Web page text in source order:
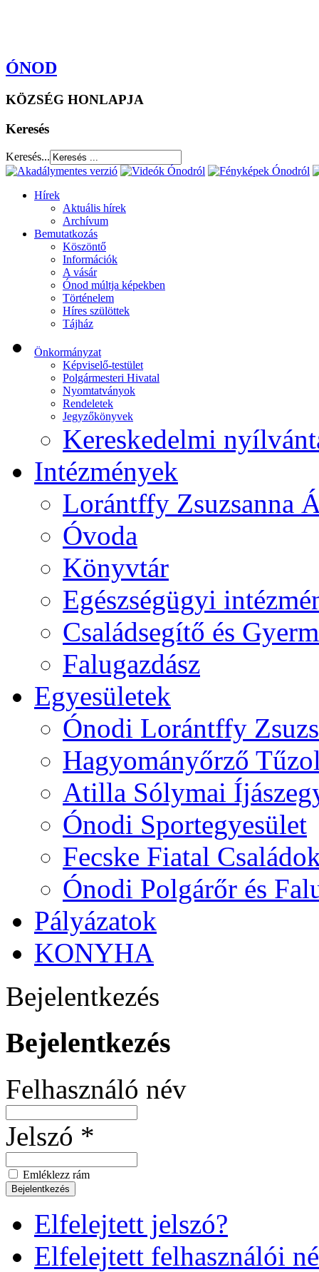
ÓNOD
KÖZSÉG HONLAPJA
Keresés
Keresés...
Hírek
Aktuális hírek
Archívum
Bemutatkozás
Köszöntő
Információk
A vásár
Ónod múltja képekben
Történelem
Híres szülöttek
Tájház
Önkormányzat
Képviselő-testület
Polgármesteri Hivatal
Nyomtatványok
Rendeletek
Jegyzőkönyvek
Kereskedelmi
Intézmények
Lorántffy Zsuzsanna
Óvoda
Könyvtár
Egészségügyi
Családsegítő és
Falugazdász
Egyesületek
Ónodi Lorántffy
Hagyományőrző
Atilla Sólymai
Ónodi Sportegyesület
Fecske Fiatal
Ónodi Polgárőr és
Pályázatok
KONYHA
Bejelentkezés
Bejelentkezés
Felhasználó név
Jelszó *
Emléklezz rám
Elfelejtett jelszó?
Elfelejtett felhasználói